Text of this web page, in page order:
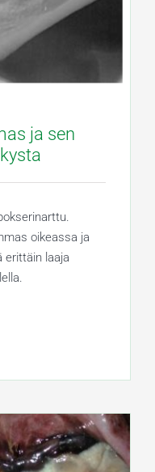
ja sen
oikeassa ja
erittäin laaja